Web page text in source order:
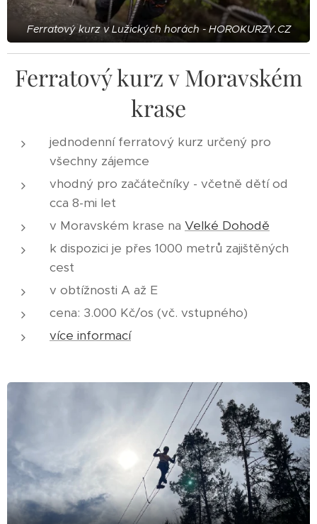
Ferratový kurz v Lužických horách - HOROKURZY.CZ
Ferratový kurz v Moravském
krase
jednodenní ferratový kurz určený pro
všechny zájemce
vhodný pro začátečníky - včetně dětí od
cca 8-mi let
v Moravském krase na Velké Dohodě
k dispozici je přes 1000 metrů zajištěných
cest
v obtížnosti A až E
cena: 3.000 Kč/os (vč. vstupného)
více informací